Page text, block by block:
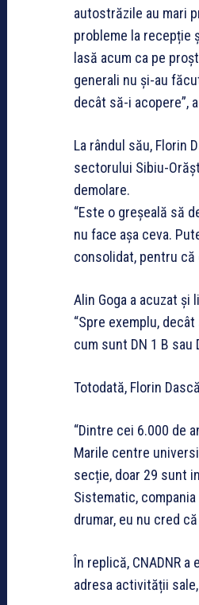
autostrăzile au mari
probleme la recepție
lasă acum ca pe
generali nu și-au
decât să-i acopere”,
La rândul său, Florin
sectorului Sibiu-
demolare.
“Este o greșeală să
nu face așa ceva.
consolidat, pentru
Alin Goga a acuzat și
“Spre exemplu,
cum sunt DN 1 B sau
Totodată, Florin
“Dintre cei 6.000 de
Marile centre
secție, doar 29 sunt
Sistematic,
drumar, eu nu cred
În replică, CNADNR
adresa activității